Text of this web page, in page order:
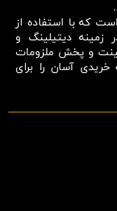
که با استفاده از
زمینه دیتیلینگ و
و پخش ملزومات
خریدی آسان را برای